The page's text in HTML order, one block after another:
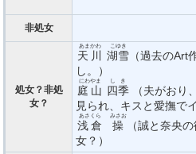
非処女
処女？非処
女？
天川
あまかわ
湖雪
こゆき
（過去のArt
し。）
庭山
にわやま
四季
しき
（夫がおり
見られ、キスと愛撫で
浅倉
あさくら
操
みさお
（誠と奈央
女？）